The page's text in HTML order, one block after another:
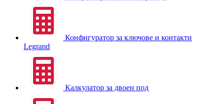
Конфигуратор за ключове и контакти
Legrand
Калкулатор за двоен под